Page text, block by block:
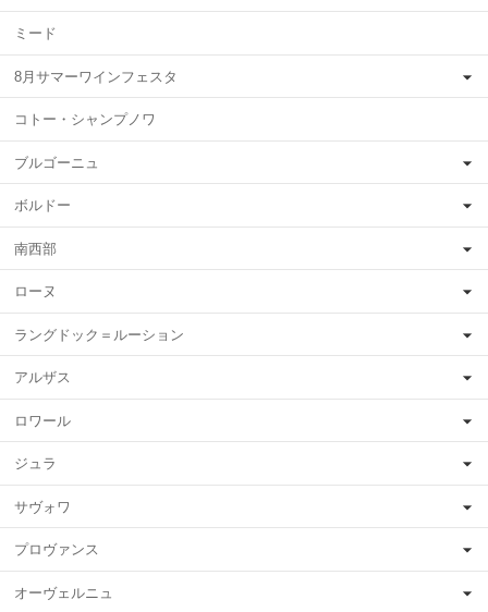
ミード
8月サマーワインフェスタ
コトー・シャンプノワ
ブルゴーニュ
ボルドー
南西部
ローヌ
ラングドック＝ルーション
アルザス
ロワール
ジュラ
サヴォワ
プロヴァンス
オーヴェルニュ